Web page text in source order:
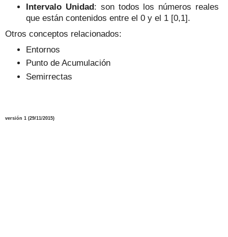
Intervalo Unidad: son todos los números reales
que están contenidos entre el 0 y el 1 [0,1].
Otros conceptos relacionados:
Entornos
Punto de Acumulación
Semirrectas
versión 1 (29/11/2015)